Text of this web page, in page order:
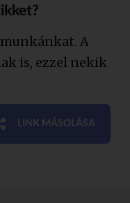
A
is, ezzel nekik
LINK MÁSOLÁSA